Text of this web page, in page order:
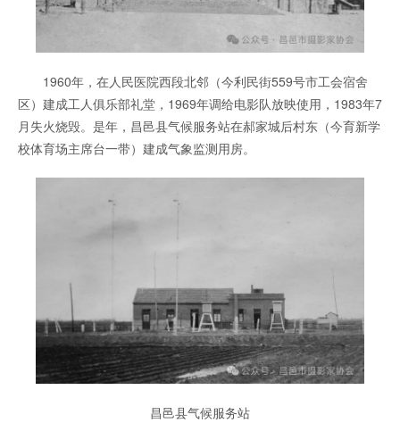
1960年，在人民医院西段北邻（今利民街559号市工会宿舍
区）建成工人俱乐部礼堂，1969年调给电影队放映使用，1983年7
月失火烧毁。是年，昌邑县气候服务站在郝家城后村东（今育新学
校体育场主席台一带）建成气象监测用房。
昌邑县气候服务站